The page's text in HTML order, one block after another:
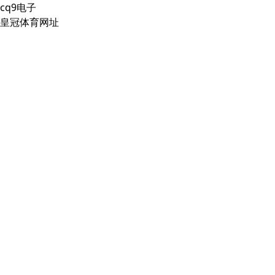
cq9电子
皇冠体育网址